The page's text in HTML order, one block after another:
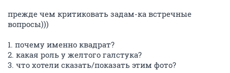
прежде чем критиковать задам-ка встречные
вопросы)))
1. почему именно квадрат?
2. какая роль у желтого галстука?
3. что хотели сказать/показать этим фото?